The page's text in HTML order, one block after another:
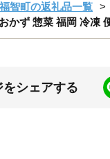
智町の返礼品一覧
ず 惣菜 福岡 冷
をシェアする